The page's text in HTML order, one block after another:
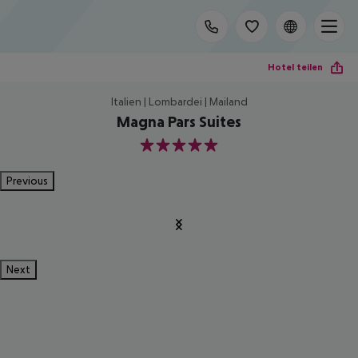
Hotel teilen
Italien | Lombardei | Mailand
Magna Pars Suites
5
Previous
Next